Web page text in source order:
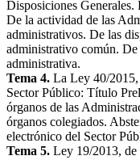
Disposiciones Generales.
De la actividad de las
administrativos. De las
administrativo común.
administrativa.
Tema 4. La Ley 40/2015,
Sector Público: Título
órganos de las
órganos colegiados.
electrónico del Sector
Tema 5. Ley 19/2013, de